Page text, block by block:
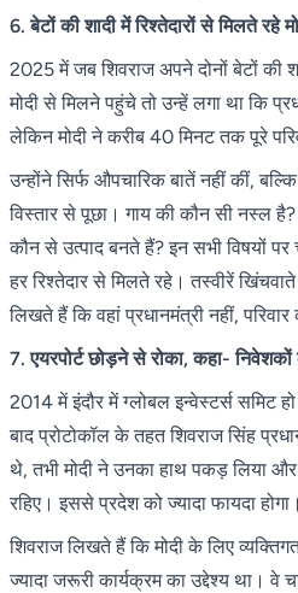
6. बेटों की शादी में रिश्तेदारों से मिलते रहे
2025 में जब शिवराज अपने दोनों बेटों की
मोदी से मिलने पहुंचे तो उन्हें लगा था कि
लेकिन मोदी ने करीब 40 मिनट तक पूरे
उन्होंने सिर्फ औपचारिक बातें नहीं कीं,
विस्तार से पूछा। गाय की कौन सी नस्ल
कौन से उत्पाद बनते हैं? इन सभी विषयों पर
हर रिश्तेदार से मिलते रहे। तस्वीरें
लिखते हैं कि वहां प्रधानमंत्री नहीं, परिवार
7. एयरपोर्ट छोड़ने से रोका, कहा- निवेशकों
2014 में इंदौर में ग्लोबल इन्वेस्टर्स समिट
बाद प्रोटोकॉल के तहत शिवराज सिंह
थे, तभी मोदी ने उनका हाथ पकड़ लिया
रहिए। इससे प्रदेश को ज्यादा फायदा होगा।
शिवराज लिखते हैं कि मोदी के लिए
ज्यादा जरूरी कार्यक्रम का उद्देश्य था।